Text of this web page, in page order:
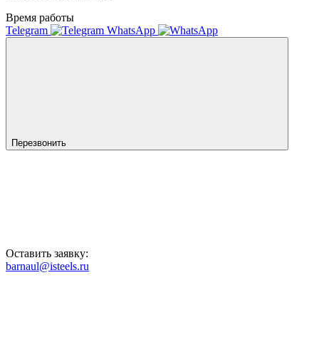
Время работы
Telegram
WhatsApp
Перезвонить
Оставить заявку:
barnaul@isteels.ru